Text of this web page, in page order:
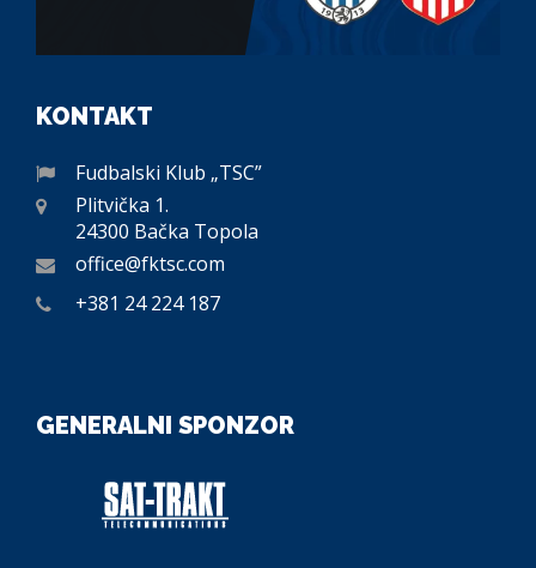
KONTAKT
Fudbalski Klub „TSC”
Plitvička 1.
24300 Bačka Topola
office@fktsc.com
+381 24 224 187
GENERALNI SPONZOR